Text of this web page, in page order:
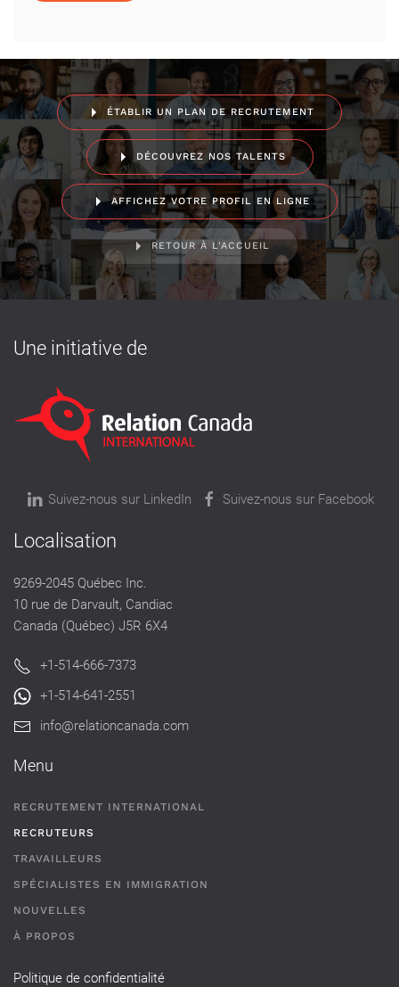
ÉTABLIR UN PLAN DE RECRUTEMENT
DÉCOUVREZ NOS TALENTS
AFFICHEZ VOTRE PROFIL EN LIGNE
RETOUR À L'ACCUEIL
Une initiative de
Suivez-nous sur LinkedIn Suivez-nous sur Facebook
Localisation
9269-2045 Québec Inc.
10 rue de Darvault, Candiac
Canada (Québec) J5R 6X4
+1-514-666-7373
+1-514-641-2551
info@relationcanada.com
Menu
RECRUTEMENT INTERNATIONAL
RECRUTEURS
TRAVAILLEURS
SPÉCIALISTES EN IMMIGRATION
NOUVELLES
À PROPOS
Politique de confidentialité